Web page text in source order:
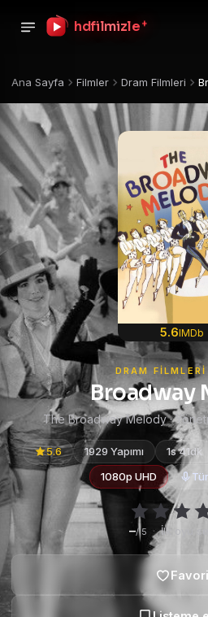
hdfilmizle +
Ana Sayfa Filmler Dram Filmleri
5.6IMDb
DRAM
Broadway
The Broadway Melody ·
5.6 1929 Yapımı 1s 41dk
1080p UHD
–/ 5 · İlk oyu